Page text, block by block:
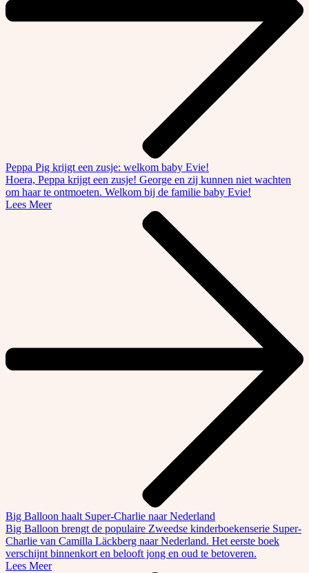
Peppa Pig krijgt een zusje: welkom baby Evie!
Hoera, Peppa krijgt een zusje! George en zij kunnen niet wachten
om haar te ontmoeten. Welkom bij de familie baby Evie!
Lees Meer
Big Balloon haalt Super-Charlie naar Nederland
Big Balloon brengt de populaire Zweedse kinderboekenserie Super-
Charlie van Camilla Läckberg naar Nederland. Het eerste boek
verschijnt binnenkort en belooft jong en oud te betoveren.
Lees Meer